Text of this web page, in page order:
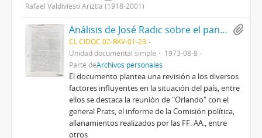
Rafael Valdivieso Ariztía (1918-2001)
Análisis de José Radic sobre el panorama general del país durante la U.P
CL CIDOC 02-RKV-01-23
Unidad documental simple
1973-08-8
Parte deArchivos personales
El documento plantea una revisión a los diversos
factores influyentes en la situación del país, entre
ellos se destaca la reunión de "Orlando" con el
general Prats, el informe de la Comisión política,
allanamientos realizados por las FF. AA., entre
otros